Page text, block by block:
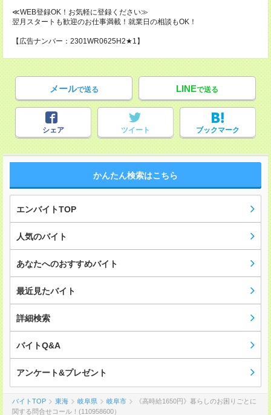
≪WEB登録OK！お気軽に登録ください≫
翌月スタートも歓迎のお仕事満載！就業日の相談もOK！
【広告ナンバー：2301WR0625H2★1】
メールで送る LINEで送る
シェア ツイート ブックマーク
かんたん検索はこちら
エンバイトTOP
人気のバイト
あなたへのおすすめバイト
最近見たバイト
詳細検索
バイトQ&A
アンケート&プレゼント
バイトTOP 東海 岐阜県 岐阜市
《高時給1650円》暮らしのお困りごとに
関する問合せコール！(110958600）